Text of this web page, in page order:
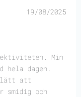
19/08/2025
Min
dagen.
lätt att
smidig och